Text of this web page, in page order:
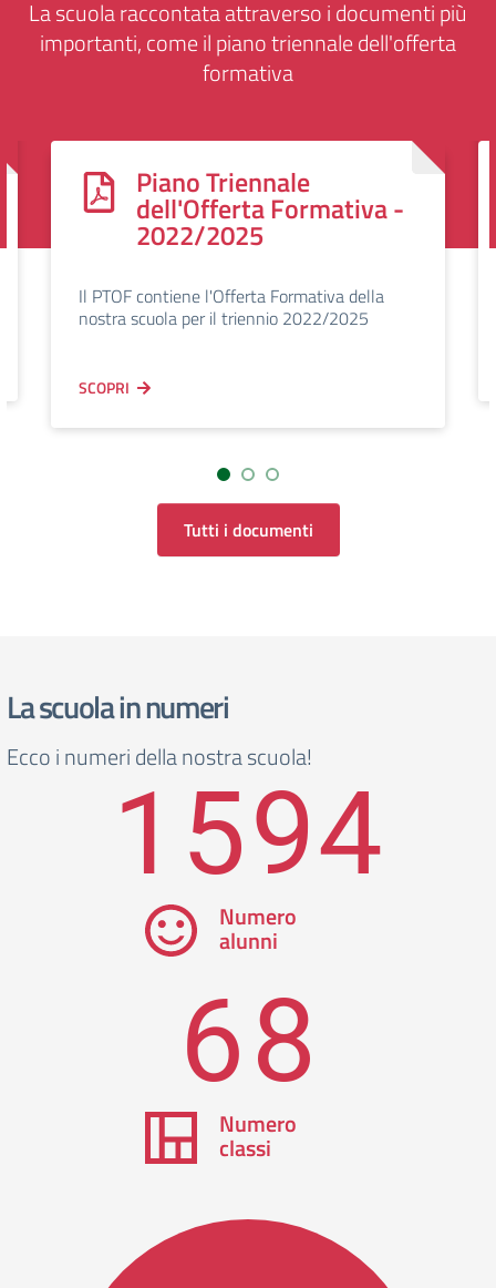
La scuola raccontata attraverso i documenti più
importanti, come il piano triennale dell'offerta
formativa
Piano Triennale
dell'Offerta Formativa -
2022/2025
Il PTOF contiene l'Offerta Formativa della
nostra scuola per il triennio 2022/2025
SCOPRI
Tutti i documenti
La scuola in numeri
Ecco i numeri della nostra scuola!
1594
Numero
alunni
68
Numero
classi